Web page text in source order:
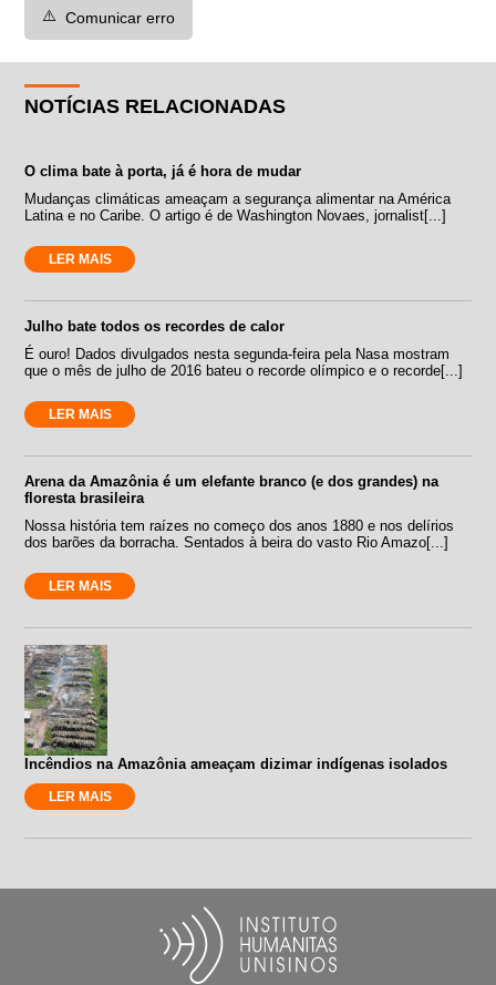
⚠️ Comunicar erro
NOTÍCIAS RELACIONADAS
O clima bate à porta, já é hora de mudar
Mudanças climáticas ameaçam a segurança alimentar na América
Latina e no Caribe. O artigo é de Washington Novaes, jornalist[...]
LER MAIS
Julho bate todos os recordes de calor
É ouro! Dados divulgados nesta segunda-feira pela Nasa mostram
que o mês de julho de 2016 bateu o recorde olímpico e o recorde[...]
LER MAIS
Arena da Amazônia é um elefante branco (e dos grandes) na
floresta brasileira
Nossa história tem raízes no começo dos anos 1880 e nos delírios
dos barões da borracha. Sentados à beira do vasto Rio Amazo[...]
LER MAIS
Incêndios na Amazônia ameaçam dizimar indígenas isolados
LER MAIS